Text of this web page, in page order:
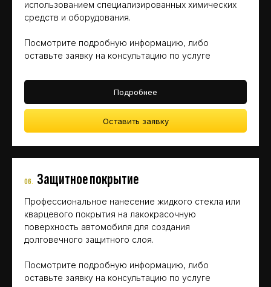
использованием специализированных химических
средств и оборудования.
Посмотрите подробную информацию, либо
оставьте заявку на консультацию по услуге
Подробнее
Оставить заявку
06. Защитное покрытие
Профессиональное нанесение жидкого стекла или
кварцевого покрытия на лакокрасочную
поверхность автомобиля для создания
долговечного защитного слоя.
Посмотрите подробную информацию, либо
оставьте заявку на консультацию по услуге